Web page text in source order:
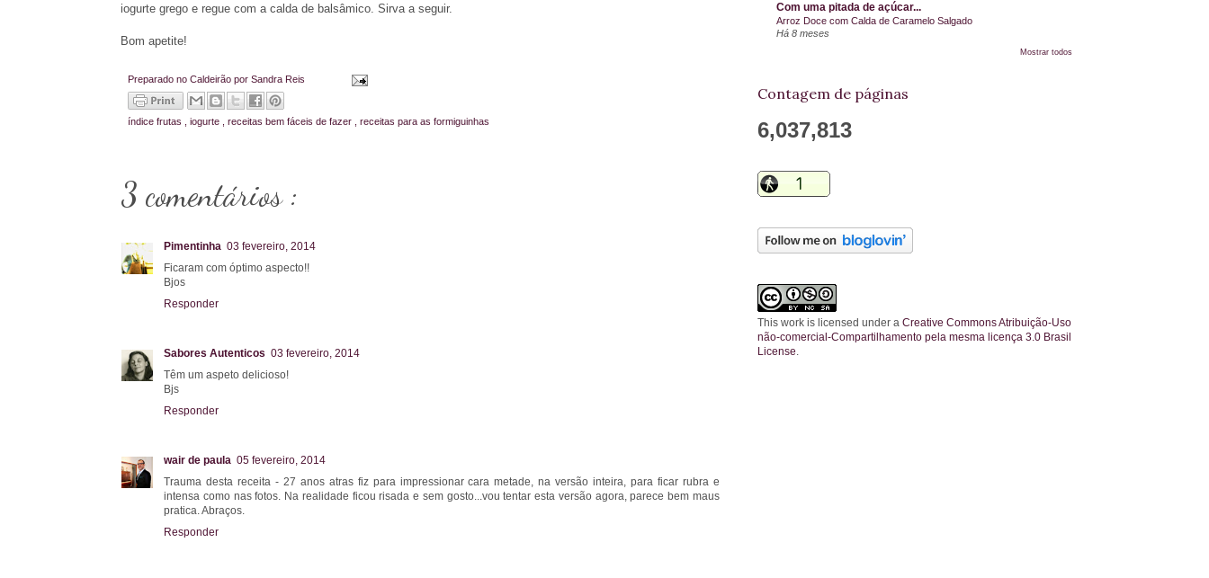
iogurte grego e regue com a calda de balsâmico. Sirva a seguir.
Bom apetite!
Preparado no Caldeirão por Sandra Reis
índice frutas iogurte receitas bem fáceis de fazer receitas para as formiguinhas
3 comentários :
Pimentinha 03 fevereiro, 2014
Ficaram com óptimo aspecto!!
Bjos
Responder
Sabores Autenticos 03 fevereiro, 2014
Têm um aspeto delicioso!
Bjs
Responder
wair de paula 05 fevereiro, 2014
Trauma desta receita - 27 anos atras fiz para impressionar cara metade, na versão inteira, para ficar rubra e
intensa como nas fotos. Na realidade ficou risada e sem gosto...vou tentar esta versão agora, parece bem maus
pratica. Abraços.
Responder
Com uma pitada de açúcar...
Arroz Doce com Calda de Caramelo Salgado
Há 8 meses
Mostrar todos
Contagem de páginas
6,037,813
This work is licensed under a Creative Commons Atribuição-Uso
não-comercial-Compartilhamento pela mesma licença 3.0 Brasil
License.